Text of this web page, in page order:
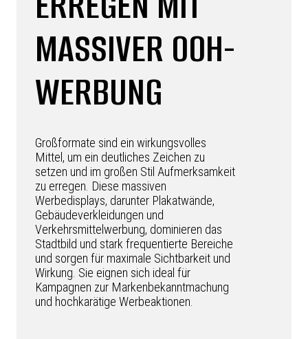
MASSIVER OOH-
WERBUNG
Großformate sind ein wirkungsvolles
Mittel, um ein deutliches Zeichen zu
setzen und im großen Stil Aufmerksamkeit
zu erregen. Diese massiven
Werbedisplays, darunter Plakatwände,
Gebäudeverkleidungen und
Verkehrsmittelwerbung, dominieren das
Stadtbild und stark frequentierte Bereiche
und sorgen für maximale Sichtbarkeit und
Wirkung. Sie eignen sich ideal für
Kampagnen zur Markenbekanntmachung
und hochkarätige Werbeaktionen.